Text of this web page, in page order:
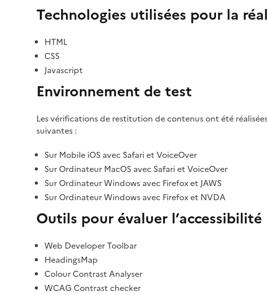
Technologies utilisées pour la
HTML
CSS
Javascript
Environnement de test
Les vérifications de restitution de contenus ont été
suivantes :
Sur Mobile iOS avec Safari et VoiceOver
Sur Ordinateur MacOS avec Safari et VoiceOver
Sur Ordinateur Windows avec Firefox et JAWS
Sur Ordinateur Windows avec Firefox et NVDA
Outils pour évaluer l’accessibilité
Web Developer Toolbar
HeadingsMap
Colour Contrast Analyser
WCAG Contrast checker